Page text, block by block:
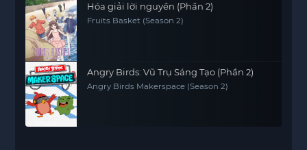
Hóa giải lời nguyền (Phần 2)
Fruits Basket (Season 2)
Angry Birds: Vũ Trụ Sáng Tạo (Phần 2)
Angry Birds Makerspace (Season 2)